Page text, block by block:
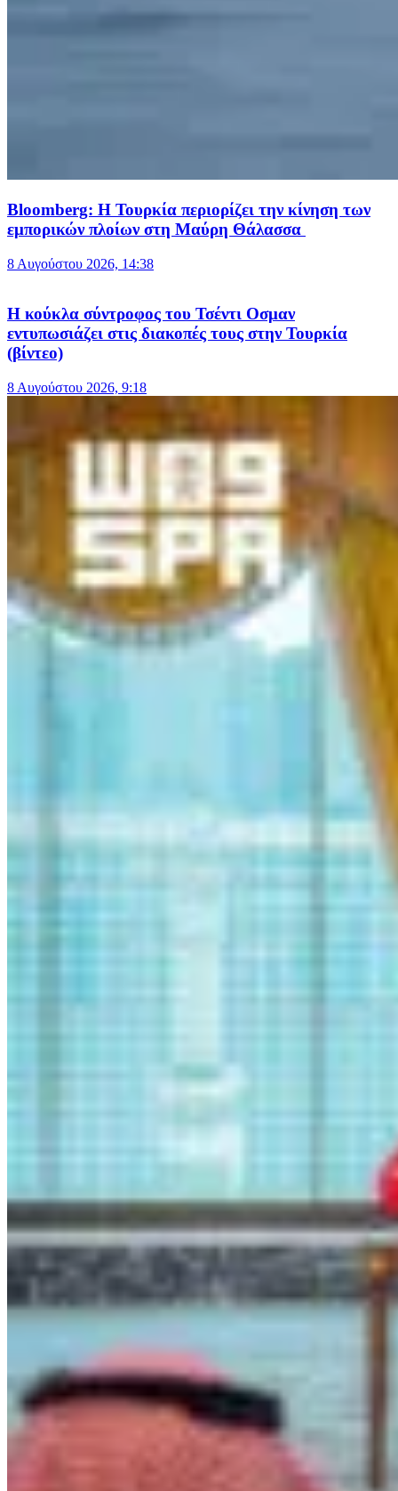
Bloomberg: Η Τουρκία περιορίζει την κίνηση των
εμπορικών πλοίων στη Μαύρη Θάλασσα
8 Αυγούστου 2026, 14:38
Η κούκλα σύντροφος του Τσέντι Οσμαν
εντυπωσιάζει στις διακοπές τους στην Τουρκία
(βίντεο)
8 Αυγούστου 2026, 9:18